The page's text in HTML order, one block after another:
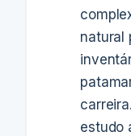
natural
estudo